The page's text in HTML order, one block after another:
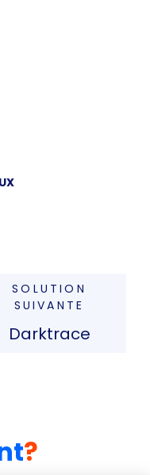
SOLUTION
SUIVANTE
Darktrace
?